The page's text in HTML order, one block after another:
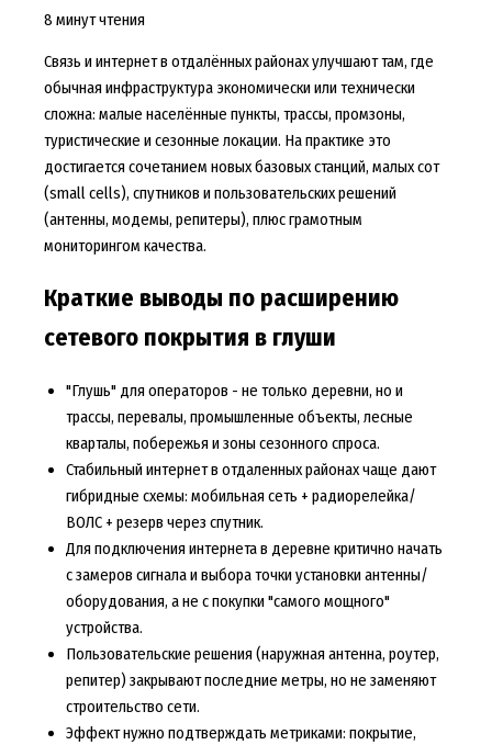
8 минут чтения
Связь и интернет в отдалённых районах улучшают там, где
обычная инфраструктура экономически или технически
сложна: малые населённые пункты, трассы, промзоны,
туристические и сезонные локации. На практике это
достигается сочетанием новых базовых станций, малых сот
(small cells), спутников и пользовательских решений
(антенны, модемы, репитеры), плюс грамотным
мониторингом качества.
Краткие выводы по расширению
сетевого покрытия в глуши
"Глушь" для операторов - не только деревни, но и
трассы, перевалы, промышленные объекты, лесные
кварталы, побережья и зоны сезонного спроса.
Стабильный интернет в отдаленных районах чаще дают
гибридные схемы: мобильная сеть + радиорелейка/
ВОЛС + резерв через спутник.
Для подключения интернета в деревне критично начать
с замеров сигнала и выбора точки установки антенны/
оборудования, а не с покупки "самого мощного"
устройства.
Пользовательские решения (наружная антенна, роутер,
репитер) закрывают последние метры, но не заменяют
строительство сети.
Эффект нужно подтверждать метриками: покрытие,